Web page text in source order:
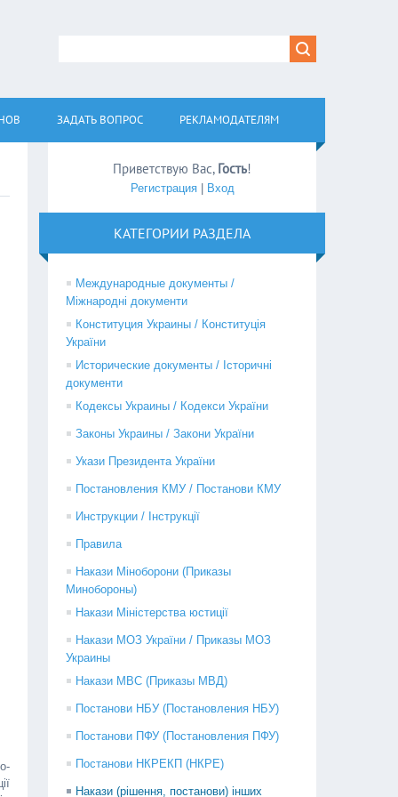
ЗАДАТЬ ВОПРОС РЕКЛАМОДАТЕЛЯМ
Приветствую Вас, Гость!
Регистрация| Вход
КАТЕГОРИИ РАЗДЕЛА
Международные документы /
Міжнародні документи
Конституция Украины / Конституція
України
Исторические документы / Історичні
документи
Кодексы Украины / Кодекси України
Законы Украины / Закони України
Укази Президента України
Постановления КМУ / Постанови КМУ
Инструкции / Інструкції
Правила
Накази Міноборони (Приказы
Минобороны)
Накази Міністерства юстиції
Накази МОЗ України / Приказы МОЗ
Украины
Накази МВС (Приказы МВД)
Постанови НБУ (Постановления НБУ)
Постанови ПФУ (Постановления ПФУ)
Постанови НКРЕКП (НКРЕ)
Накази (рішення, постанови) інших